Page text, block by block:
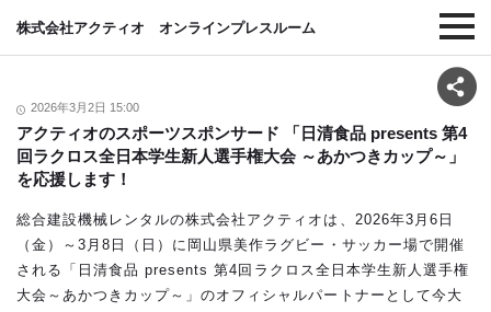
株式会社アクティオ オンラインプレスルーム
2026年3月2日 15:00
アクティオのスポーツスポンサード 「日清食品 presents 第4
回ラクロス全日本学生新人選手権大会 ～あかつきカップ～」
を応援します！
総合建設機械レンタルの株式会社アクティオは、2026年3月6日
（金）～3月8日（日）に岡山県美作ラグビー・サッカー場で開催
される「日清食品 presents 第4回ラクロス全日本学生新人選手権
大会～あかつきカップ～」のオフィシャルパートナーとして今大